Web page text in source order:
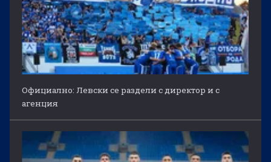
Официално: Левски се раздели с директор и с
агенция